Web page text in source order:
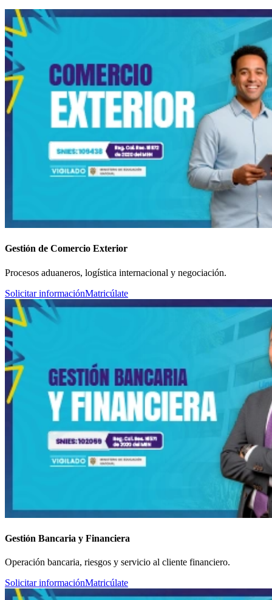
Gestión de Comercio Exterior
Procesos aduaneros, logística internacional y negociación.
Solicitar informaciónMatricúlate
Gestión Bancaria y Financiera
Operación bancaria, riesgos y servicio al cliente financiero.
Solicitar informaciónMatricúlate